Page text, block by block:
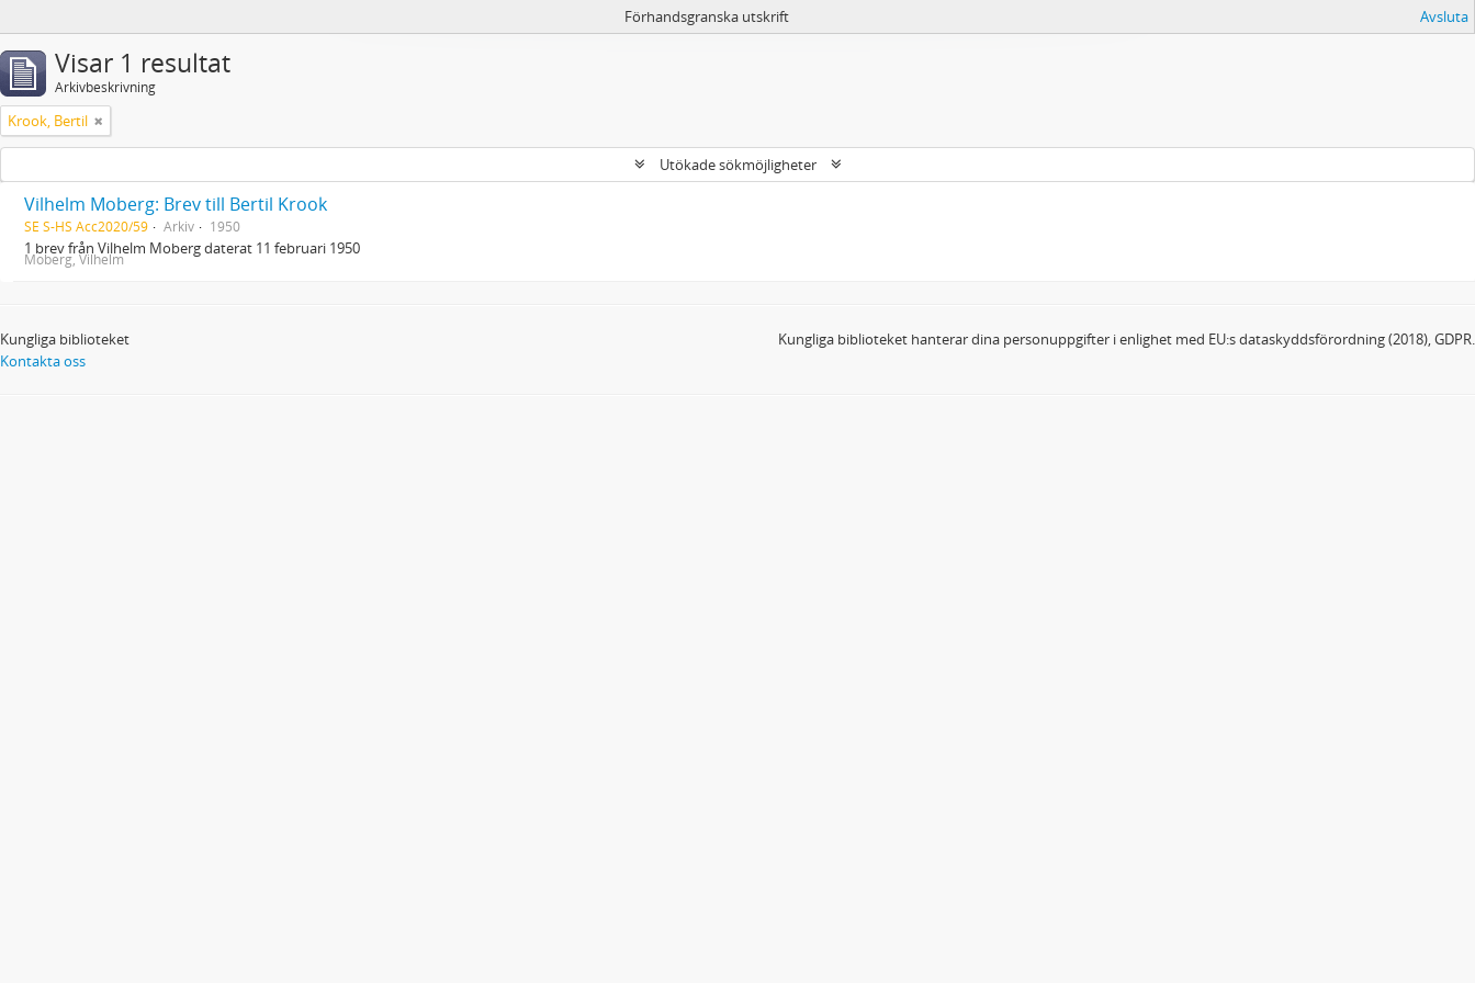
Förhandsgranska utskrift Avsluta
Visar 1 resultat
Arkivbeskrivning
Krook, Bertil
Utökade sökmöjligheter
Vilhelm Moberg: Brev till Bertil Krook
SE S-HS Acc2020/59 Arkiv 1950
1 brev från Vilhelm Moberg daterat 11 februari 1950
Moberg, Vilhelm
Kungliga biblioteket
Kontakta oss
Kungliga biblioteket hanterar dina personuppgifter i enlighet med EU:s dataskyddsförordning (2018), GDPR.